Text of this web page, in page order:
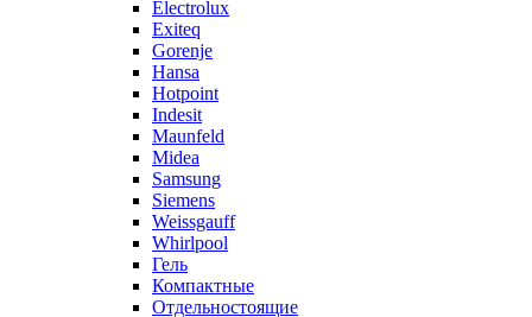
Electrolux
Exiteq
Gorenje
Hansa
Hotpoint
Indesit
Maunfeld
Midea
Samsung
Siemens
Weissgauff
Whirlpool
Гель
Компактные
Отдельностоящие